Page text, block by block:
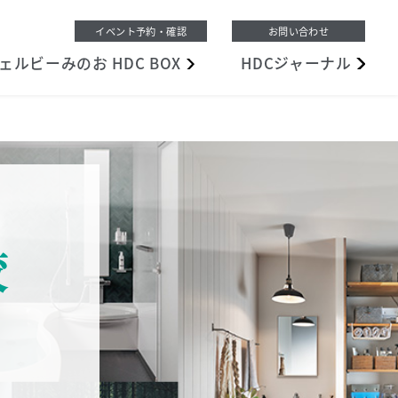
ルビーみのお HDC BOX HDCジャーナル
イベント予約・確認 お問い合わせ